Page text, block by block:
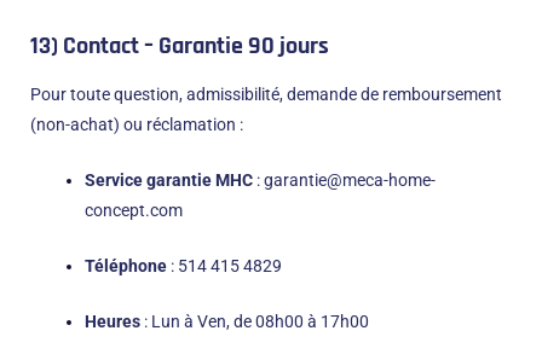
13) Contact – Garantie 90 jours
Pour toute question, admissibilité, demande de remboursement
(non-achat) ou réclamation :
Service garantie MHC :garantie@meca-home-
concept.com
Téléphone : 514 415 4829
Heures : Lun à Ven, de 08h00 à 17h00